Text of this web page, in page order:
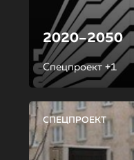
2020–2050
Спецпроект +1
СПЕЦПРОЕКТ